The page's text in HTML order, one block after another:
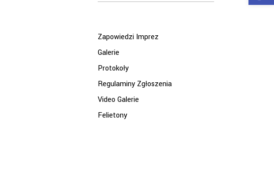
Zapowiedzi Imprez
Galerie
Protokoły
Regulaminy Zgłoszenia
Video Galerie
Felietony